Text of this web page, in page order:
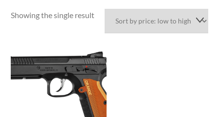
Showing the single result